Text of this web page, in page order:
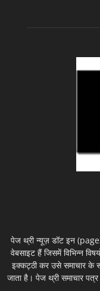
पेज थ्री न्यूज़ डॉट इन
वेबसाइट हैं जिसमें विभिन्न
इक्कट्ठी कर उसे समाचार के रूप
जाता है। पेज थ्री समाचार